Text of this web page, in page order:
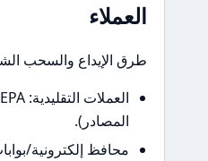
العملاء
طرق الإيداع والسحب الشائعة:
المصادر).